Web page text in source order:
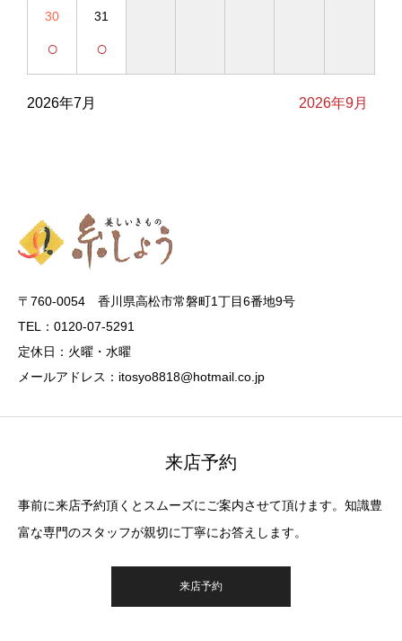
30
○
31
○
2026年7月 2026年9月
〒760-0054 香川県高松市常磐町1丁目6番地9号
TEL：0120-07-5291
定休日：火曜・水曜
メールアドレス：itosyo8818@hotmail.co.jp
来店予約
事前に来店予約頂くとスムーズにご案内させて頂けます。知識豊
富な専門のスタッフが親切に丁寧にお答えします。
来店予約